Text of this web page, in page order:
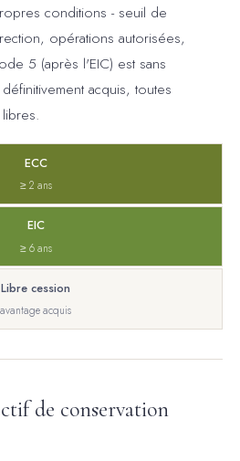
conditions - seuil de
opérations autorisées,
5 (après l'EIC) est sans
acquis, toutes
ECC
≥ 2 ans
EIC
≥ 6 ans
Libre cession
avantage acquis
de conservation